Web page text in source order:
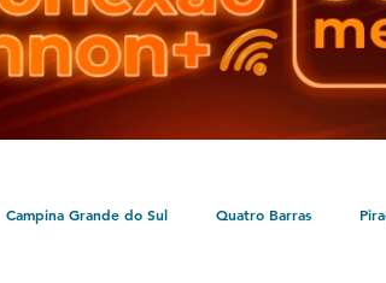
Campina Grande do Sul Quatro Barras